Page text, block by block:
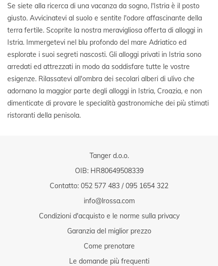
Se siete alla ricerca di una vacanza da sogno, l'Istria è il posto
giusto. Avvicinatevi al suolo e sentite l'odore affascinante della
terra fertile. Scoprite la nostra meravigliosa offerta di alloggi in
Istria. Immergetevi nel blu profondo del mare Adriatico ed
esplorate i suoi segreti nascosti. Gli alloggi privati in Istria sono
arredati ed attrezzati in modo da soddisfare tutte le vostre
esigenze. Rilassatevi all'ombra dei secolari alberi di ulivo che
adornano la maggior parte degli alloggi in Istria, Croazia, e non
dimenticate di provare le specialità gastronomiche dei più stimati
ristoranti della penisola.
Tanger d.o.o.
OIB: HR80649508339
Contatto: 052 577 483 /095 1654 322
info@lrossa.com
Condizioni d'acquisto e le norme sulla privacy
Garanzia del miglior prezzo
Come prenotare
Le domande più frequenti